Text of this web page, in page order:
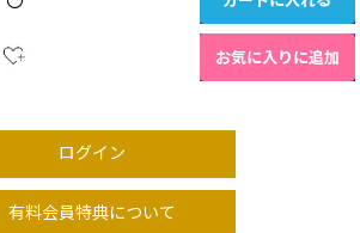
お気に入りに追加
ログイン
有料会員特典について